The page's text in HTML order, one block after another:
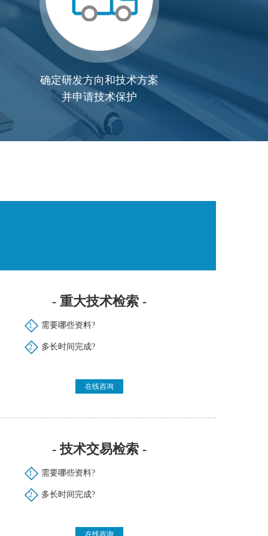
确定研发方向和技术方案
并申请技术保护
- 重大技术检索 -
1. 需要哪些资料?
2. 多长时间完成?
在线咨询
- 技术交易检索 -
1. 需要哪些资料?
2. 多长时间完成?
在线咨询